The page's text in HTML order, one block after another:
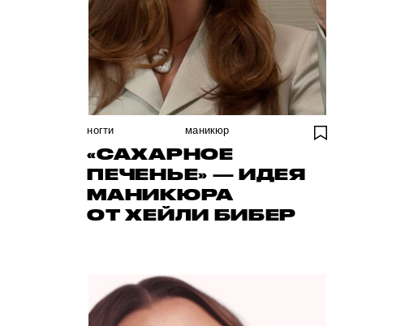
ногти маникюр
«САХАРНОЕ
ПЕЧЕНЬЕ» — ИДЕЯ
МАНИКЮРА
ОТ ХЕЙЛИ БИБЕР